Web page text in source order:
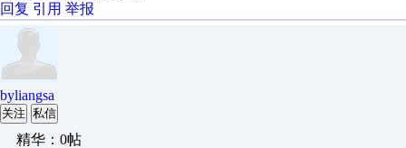
回复 引用 举报
byliangsa
关注 私信
精华：0帖